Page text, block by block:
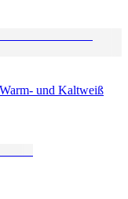
und Kaltweiß